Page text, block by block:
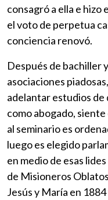
consagró a ella e hizo
el voto de perpetua
conciencia renovó.
Después de bachiller
asociaciones
adelantar estudios de
como abogado,
al seminario es
luego es elegido
en medio de esas
de Misioneros
Jesús y María en